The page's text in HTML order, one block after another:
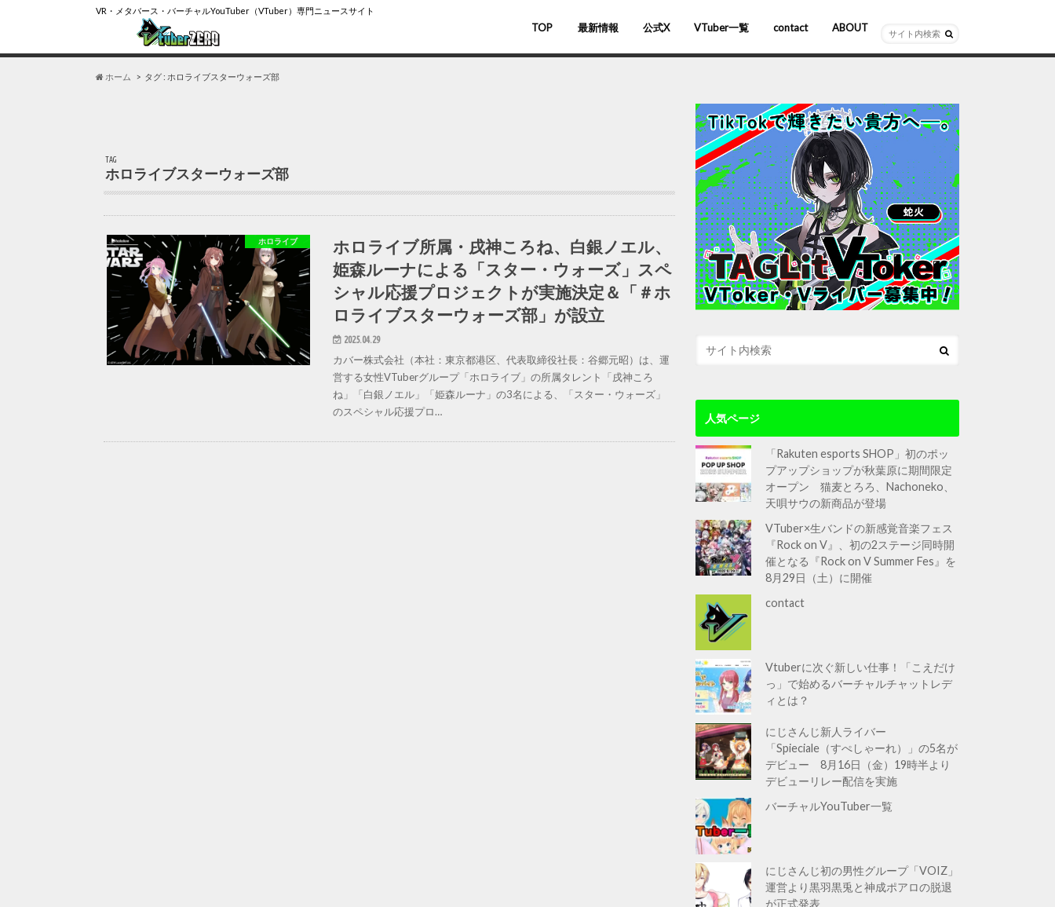
VR・メタバース・バーチャルYouTuber（VTuber）専門ニュースサイト
TOP 最新情報 公式X VTuber一覧
バーチャルYouTuber
VR/AR
ホロライブ
にじさんじ
ななしいんく
ぶいすぽっ！
contact ABOUT
ホーム タグ : ホロライブスターウォーズ部
TAG
ホロライブスターウォーズ部
ホロライブ
ホロライブ所属・戌神ころね、白銀ノエル、
姫森ルーナによる「スター・ウォーズ」スペ
シャル応援プロジェクトが実施決定＆「＃ホ
ロライブスターウォーズ部」が設立
2025.04.29
カバー株式会社（本社：東京都港区、代表取締役社長：谷郷元昭）は、運
営する女性VTuberグループ「ホロライブ」の所属タレント「戌神ころ
ね」「白銀ノエル」「姫森ルーナ」の3名による、「スター・ウォーズ」
のスペシャル応援プロ…
人気ページ
「Rakuten esports SHOP」初のポッ
プアップショップが秋葉原に期間限定
オープン 猫麦とろろ、Nachoneko、
天唄サウの新商品が登場
VTuber×生バンドの新感覚音楽フェス
『Rock on V』、初の2ステージ同時開
催となる『Rock on V Summer Fes』を
8月29日（土）に開催
contact
Vtuberに次ぐ新しい仕事！「こえだけ
っ」で始めるバーチャルチャットレデ
ィとは？
にじさんじ新人ライバー
「Spieciale（すぺしゃーれ）」の5名が
デビュー 8月16日（金）19時半より
デビューリレー配信を実施
バーチャルYouTuber一覧
にじさんじ初の男性グループ「VOIZ」
運営より黒羽黒兎と神成ポアロの脱退
が正式発表